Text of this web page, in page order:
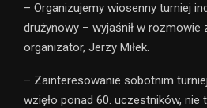
– Organizujemy wiosenny turniej
drużynowy – wyjaśnił w rozmowie
organizator, Jerzy Miłek.
– Zainteresowanie sobotnim
wzięło ponad 60. uczestników, nie